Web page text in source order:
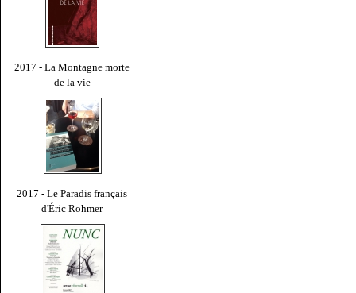
2017 - La Montagne morte
de la vie
2017 - Le Paradis français
d'Éric Rohmer